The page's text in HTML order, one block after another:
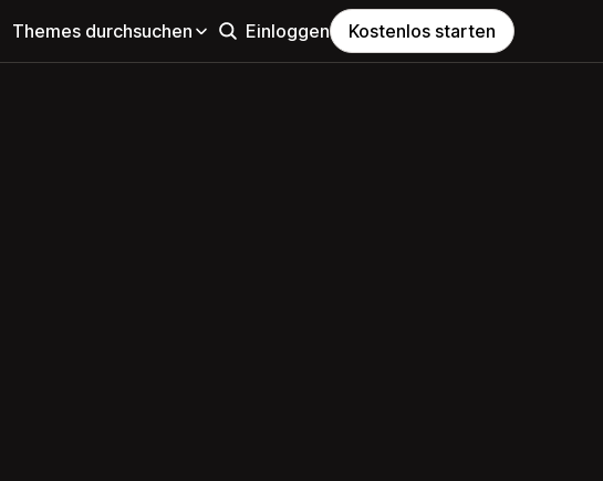
Themes durchsuchen Einloggen Kostenlos starten